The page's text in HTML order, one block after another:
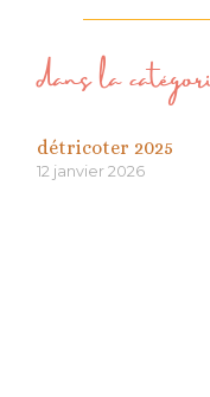
dans la
détricoter 2025
12 janvier 2026